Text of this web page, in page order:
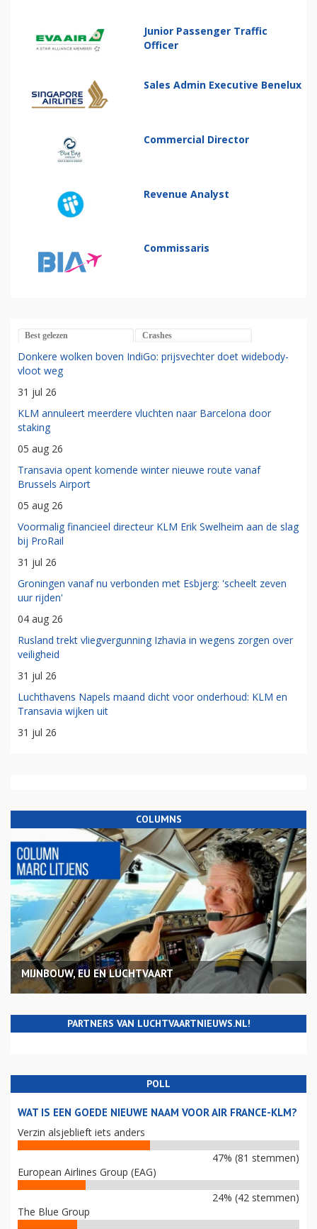
Junior Passenger Traffic
Officer
Sales Admin Executive Benelux
Commercial Director
Revenue Analyst
Commissaris
Best gelezen Crashes
Donkere wolken boven IndiGo: prijsvechter doet widebody-
vloot weg
31 jul 26
KLM annuleert meerdere vluchten naar Barcelona door
staking
05 aug 26
Transavia opent komende winter nieuwe route vanaf
Brussels Airport
05 aug 26
Voormalig financieel directeur KLM Erik Swelheim aan de slag
bij ProRail
31 jul 26
Groningen vanaf nu verbonden met Esbjerg: 'scheelt zeven
uur rijden'
04 aug 26
Rusland trekt vliegvergunning Izhavia in wegens zorgen over
veiligheid
31 jul 26
Luchthavens Napels maand dicht voor onderhoud: KLM en
Transavia wijken uit
31 jul 26
COLUMNS
MIJNBOUW, EU EN LUCHTVAART
PARTNERS VAN LUCHTVAARTNIEUWS.NL!
POLL
WAT IS EEN GOEDE NIEUWE NAAM VOOR AIR FRANCE-KLM?
Verzin alsjeblieft iets anders
47% (81 stemmen)
European Airlines Group (EAG)
24% (42 stemmen)
The Blue Group